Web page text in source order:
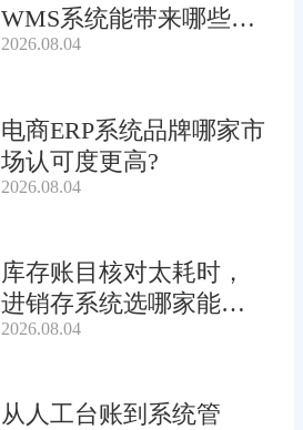
WMS系统能带来哪些连
锁收益?
2026.08.04
电商ERP系统品牌哪家市
场认可度更高?
2026.08.04
库存账目核对太耗时，
进销存系统选哪家能自
动?
2026.08.04
从人工台账到系统管